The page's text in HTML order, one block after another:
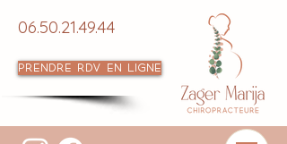
06.50.21.49.44
Prendre RDV en ligne